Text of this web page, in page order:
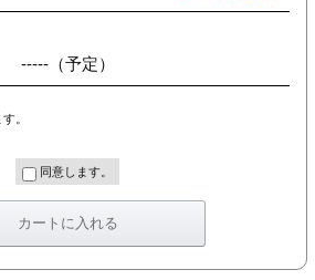
-----（予定）
。
同意します。